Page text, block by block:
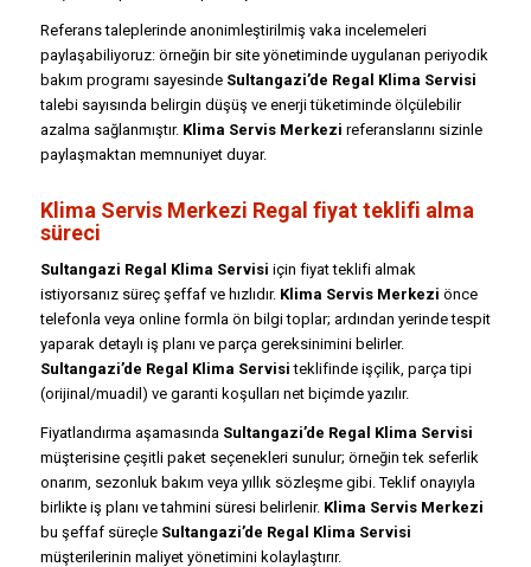
Referans taleplerinde anonimleştirilmiş vaka incelemeleri
paylaşabiliyoruz: örneğin bir site yönetiminde uygulanan periyodik
bakım programı sayesinde Sultangazi’de Regal Klima Servisi
talebi sayısında belirgin düşüş ve enerji tüketiminde ölçülebilir
azalma sağlanmıştır. Klima Servis Merkezi referanslarını sizinle
paylaşmaktan memnuniyet duyar.
Klima Servis Merkezi Regal fiyat teklifi alma
süreci
Sultangazi Regal Klima Servisi için fiyat teklifi almak
istiyorsanız süreç şeffaf ve hızlıdır. Klima Servis Merkezi önce
telefonla veya online formla ön bilgi toplar; ardından yerinde tespit
yaparak detaylı iş planı ve parça gereksinimini belirler.
Sultangazi’de Regal Klima Servisi teklifinde işçilik, parça tipi
(orijinal/muadil) ve garanti koşulları net biçimde yazılır.
Fiyatlandırma aşamasında Sultangazi’de Regal Klima Servisi
müşterisine çeşitli paket seçenekleri sunulur; örneğin tek seferlik
onarım, sezonluk bakım veya yıllık sözleşme gibi. Teklif onayıyla
birlikte iş planı ve tahmini süresi belirlenir. Klima Servis Merkezi
bu şeffaf süreçle Sultangazi’de Regal Klima Servisi
müşterilerinin maliyet yönetimini kolaylaştırır.